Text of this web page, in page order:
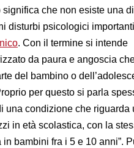
che non esiste una
disturbi psicologici
. Con il termine si intende
da paura e angoscia
del bambino o
per questo si parla
una condizione che riguarda
in età scolastica, con la
bambini fra i 5 e 10 anni”.